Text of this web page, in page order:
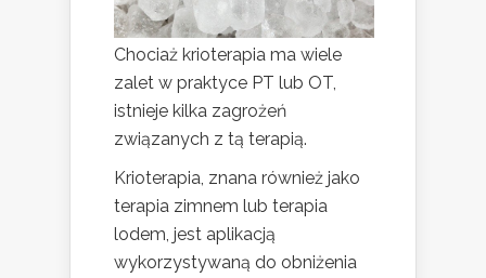
Chociaż krioterapia ma wiele
zalet w praktyce PT lub OT,
istnieje kilka zagrożeń
związanych z tą terapią.
Krioterapia, znana również jako
terapia zimnem lub terapia
lodem, jest aplikacją
wykorzystywaną do obniżenia